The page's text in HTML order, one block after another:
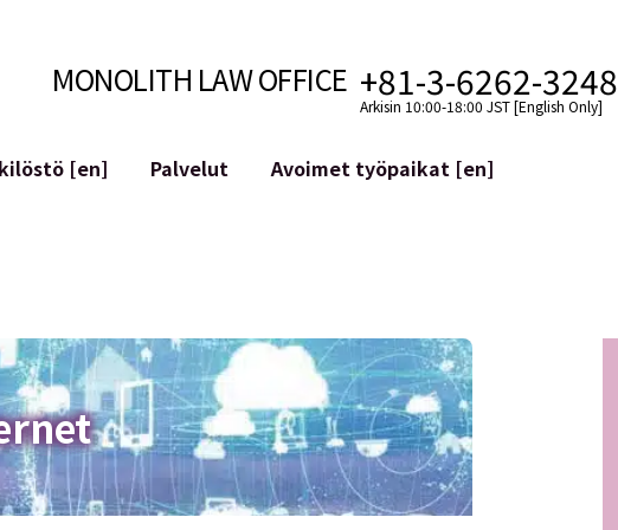
MONOLITH LAW OFFICE +81-3-6262-3248
Arkisin 10:00-18:00 JST [English Only]
[en]
Palvelut
ym.)
Maineen hallinta
Loukkaavan lausuman tunnistaminen
Avoimet työpaikat [en]